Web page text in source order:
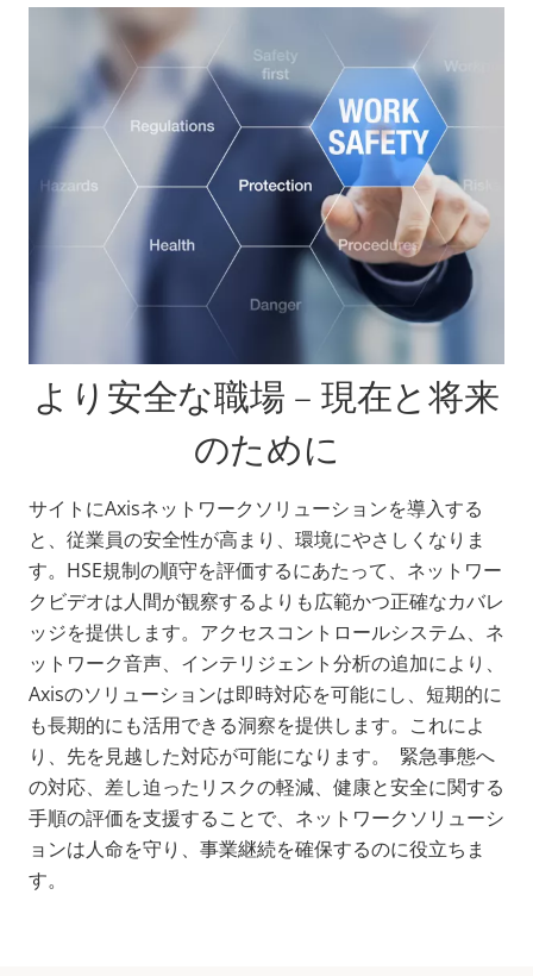
より安全な職場 – 現在と将来
のために
サイトにAxisネットワークソリューションを導入する
と、従業員の安全性が高まり、環境にやさしくなりま
す。HSE規制の順守を評価するにあたって、ネットワー
クビデオは人間が観察するよりも広範かつ正確なカバレ
ッジを提供します。アクセスコントロールシステム、ネ
ットワーク音声、インテリジェント分析の追加により、
Axisのソリューションは即時対応を可能にし、短期的に
も長期的にも活用できる洞察を提供します。これによ
り、先を見越した対応が可能になります。 緊急事態へ
の対応、差し迫ったリスクの軽減、健康と安全に関する
手順の評価を支援することで、ネットワークソリューシ
ョンは人命を守り、事業継続を確保するのに役立ちま
す。